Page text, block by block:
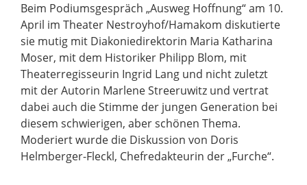
Beim Podiumsgespräch „Ausweg Hoffnung“ am 10.
April im Theater Nestroyhof/Hamakom diskutierte
sie mutig mit Diakoniedirektorin Maria Katharina
Moser, mit dem Historiker Philipp Blom, mit
Theaterregisseurin Ingrid Lang und nicht zuletzt
mit der Autorin Marlene Streeruwitz und vertrat
dabei auch die Stimme der jungen Generation bei
diesem schwierigen, aber schönen Thema.
Moderiert wurde die Diskussion von Doris
Helmberger-Fleckl, Chefredakteurin der „Furche“.